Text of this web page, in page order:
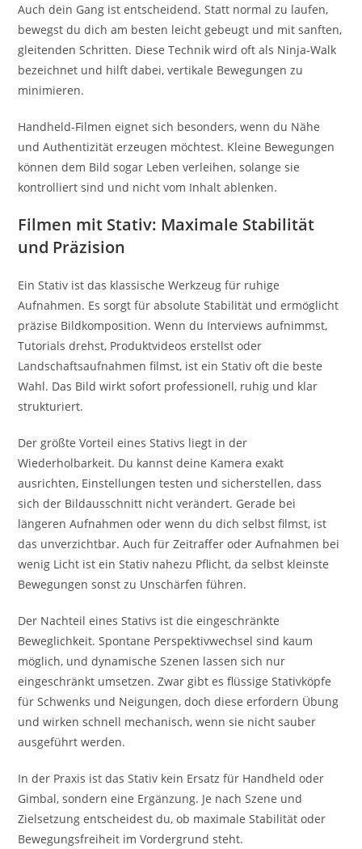
Auch dein Gang ist entscheidend. Statt normal zu laufen,
bewegst du dich am besten leicht gebeugt und mit sanften,
gleitenden Schritten. Diese Technik wird oft als Ninja-Walk
bezeichnet und hilft dabei, vertikale Bewegungen zu
minimieren.
Handheld-Filmen eignet sich besonders, wenn du Nähe
und Authentizität erzeugen möchtest. Kleine Bewegungen
können dem Bild sogar Leben verleihen, solange sie
kontrolliert sind und nicht vom Inhalt ablenken.
Filmen mit Stativ: Maximale Stabilität
und Präzision
Ein Stativ ist das klassische Werkzeug für ruhige
Aufnahmen. Es sorgt für absolute Stabilität und ermöglicht
präzise Bildkomposition. Wenn du Interviews aufnimmst,
Tutorials drehst, Produktvideos erstellst oder
Landschaftsaufnahmen filmst, ist ein Stativ oft die beste
Wahl. Das Bild wirkt sofort professionell, ruhig und klar
strukturiert.
Der größte Vorteil eines Stativs liegt in der
Wiederholbarkeit. Du kannst deine Kamera exakt
ausrichten, Einstellungen testen und sicherstellen, dass
sich der Bildausschnitt nicht verändert. Gerade bei
längeren Aufnahmen oder wenn du dich selbst filmst, ist
das unverzichtbar. Auch für Zeitraffer oder Aufnahmen bei
wenig Licht ist ein Stativ nahezu Pflicht, da selbst kleinste
Bewegungen sonst zu Unschärfen führen.
Der Nachteil eines Stativs ist die eingeschränkte
Beweglichkeit. Spontane Perspektivwechsel sind kaum
möglich, und dynamische Szenen lassen sich nur
eingeschränkt umsetzen. Zwar gibt es flüssige Stativköpfe
für Schwenks und Neigungen, doch diese erfordern Übung
und wirken schnell mechanisch, wenn sie nicht sauber
ausgeführt werden.
In der Praxis ist das Stativ kein Ersatz für Handheld oder
Gimbal, sondern eine Ergänzung. Je nach Szene und
Zielsetzung entscheidest du, ob maximale Stabilität oder
Bewegungsfreiheit im Vordergrund steht.